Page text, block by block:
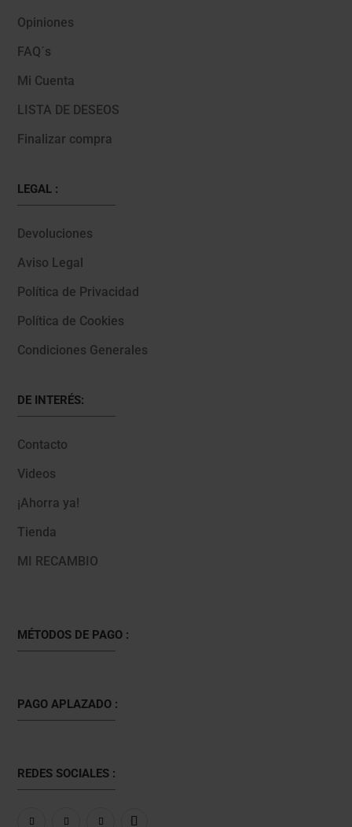
Opiniones
FAQ´s
Mi Cuenta
LISTA DE DESEOS
Finalizar compra
LEGAL :
Devoluciones
Aviso Legal
Política de Privacidad
Política de Cookies
Condiciones Generales
DE INTERÉS:
Contacto
Videos
¡Ahorra ya!
Tienda
MI RECAMBIO
MÉTODOS DE PAGO :
PAGO APLAZADO :
REDES SOCIALES :